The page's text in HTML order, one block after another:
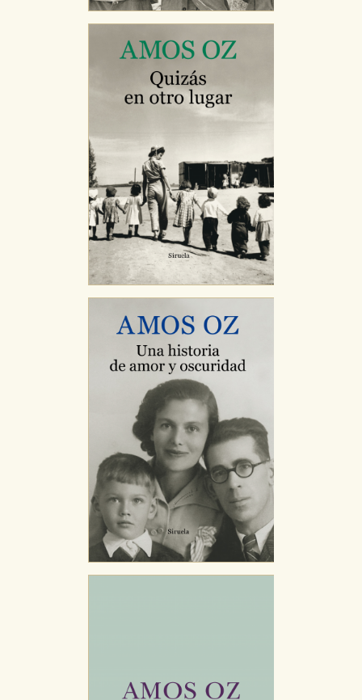
Cookies necesarias
web funcione y no es posible deshabilitarlas desde
nuestro sistema. Es posible hacerlo desde el
áreas de nuestra web dejen de funcionar
Cookies de rendimiento y analíticas
de navegación y optimizar el funcionamiento de
nuestro sitio web. Almacenan configuraciones de
servicios para que no tenga que reconfigurarlos cada
vez que nos visita. La información es agregada y, por lo
tanto, es anónima.
Cookies de publicidad y redes sociales
Estas cookies son gestionadas por nuestros socios
publicitarios y se utilizan para mostrar publicidad
relevante para sus intereses en otros sitios. No
almacenan directamente información personal sino
que se basan en la identificación única de su
Puede consultar nuestrapolítica de cookies